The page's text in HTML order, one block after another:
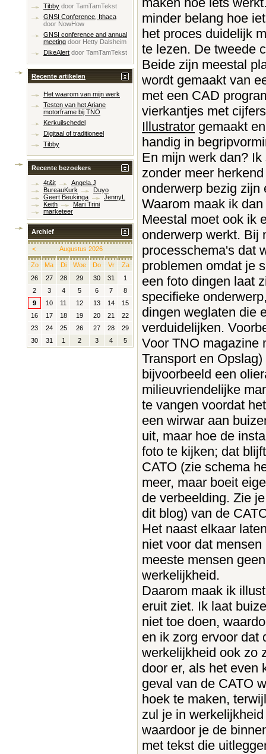
minder belang hoe
het proces duidelijk
te lezen. De tweede
Beide zijn meestal
wordt gemaakt van
met een CAD
vierkantjes met
Illustrator gemaakt
handig in
En mijn werk dan?
zonder meer
onderwerp bezig zijn
Waarom maak ik
Meestal moet ook ik
onderwerp werkt. Bij
processchema's dat
problemen omdat je
een foto dingen laat
specifieke
dingen weglaten die
verduidelijken.
Voor TNO magazine
Transport en
bijvoorbeeld een
milieuvriendelijke
te vangen voordat
een wirwar aan
uit, maar hoe de
foto te kijken; dat
CATO (zie schema
meer, maar boeit
de verbeelding. Zie
dit blog) van de
Het naast elkaar
niet voor dat
meeste mensen
werkelijkheid.
Daarom maak ik
eruit ziet. Ik laat
niet toe doen,
en ik zorg ervoor dat
werkelijkheid ook zo
door er, als het even
geval van de CATO
hoek te maken,
zul je in
waardoor je de
met tekst die
Tibby door TamTamTekst
GNSI Conference, Ithaca
door NowHow
GNSI conference and annual
meeting door Hetty Dalsheim
DikeAlert door TamTamTekst
Recente artikelen
Het waarom van mijn werk
Testen van het Ariane
motorframe bij TNO
Kerkuilschedel
Digitaal of traditioneel
Tibby
Recente bezoekers
4t&it
Angela.J
BureauKurk
Duyo
Geert Beukinga
JennyL
Keith
Mari Trini
marketeer
Archief
< Augustus 2026
Zo Ma Di Woe Do Vr
Za
26
27 28 29 30 31
1
2
3 4 5 6 7
8
9
10 11 12 13 14
15
16
17 18 19 20 21
22
23
24 25 26 27 28
29
30
31 1 2 3 4 5